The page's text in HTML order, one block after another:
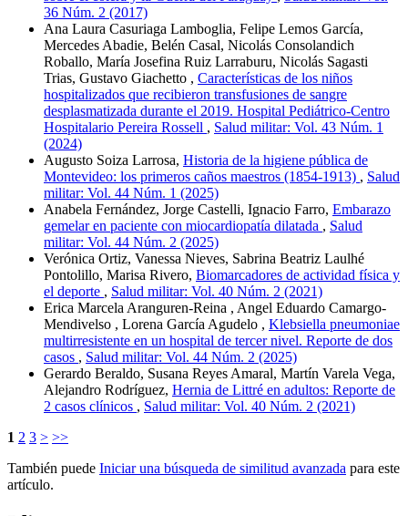
36 Núm. 2 (2017)
Ana Laura Casuriaga Lamboglia, Felipe Lemos García,
Mercedes Abadie, Belén Casal, Nicolás Consolandich
Roballo, María Josefina Ruiz Larraburu, Nicolás Sagasti
Trias, Gustavo Giachetto , Características de los niños
hospitalizados que recibieron transfusiones de sangre
desplasmatizada durante el 2019. Hospital Pediátrico-Centro
Hospitalario Pereira Rossell , Salud militar: Vol. 43 Núm. 1
(2024)
Augusto Soiza Larrosa, Historia de la higiene pública de
Montevideo: los primeros caños maestros (1854-1913) , Salud
militar: Vol. 44 Núm. 1 (2025)
Anabela Fernández, Jorge Castelli, Ignacio Farro, Embarazo
gemelar en paciente con miocardiopatía dilatada , Salud
militar: Vol. 44 Núm. 2 (2025)
Verónica Ortiz, Vanessa Nieves, Sabrina Beatriz Laulhé
Pontolillo, Marisa Rivero, Biomarcadores de actividad física y
el deporte , Salud militar: Vol. 40 Núm. 2 (2021)
Erica Marcela Aranguren-Reina , Angel Eduardo Camargo-
Mendivelso , Lorena García Agudelo , Klebsiella pneumoniae
multirresistente en un hospital de tercer nivel. Reporte de dos
casos , Salud militar: Vol. 44 Núm. 2 (2025)
Gerardo Beraldo, Susana Reyes Amaral, Martín Varela Vega,
Alejandro Rodríguez, Hernia de Littré en adultos: Reporte de
2 casos clínicos , Salud militar: Vol. 40 Núm. 2 (2021)
1 2 3 > >>
También puede Iniciar una búsqueda de similitud avanzada para este
artículo.